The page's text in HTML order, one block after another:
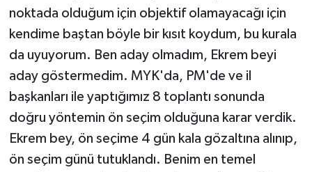
noktada olduğum için objektif olamayacağı için
kendime baştan böyle bir kısıt koydum, bu kurala
da uyuyorum. Ben aday olmadım, Ekrem beyi
aday göstermedim. MYK'da, PM'de ve il
başkanları ile yaptığımız 8 toplantı sonunda
doğru yöntemin ön seçim olduğuna karar verdik.
Ekrem bey, ön seçime 4 gün kala gözaltına alınıp,
ön seçim günü tutuklandı. Benim en temel